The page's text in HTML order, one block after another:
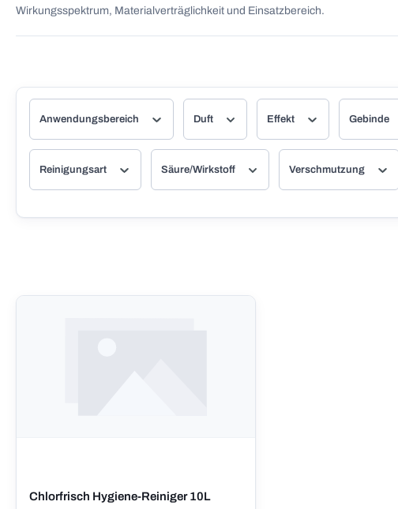
Wirkungsspektrum, Materialverträglichkeit und Einsatzbereich.
Anwendungsbereich Duft Effekt Gebinde
Reinigungsart Säure/Wirkstoff Verschmutzung
Chlorfrisch Hygiene-Reiniger 10L